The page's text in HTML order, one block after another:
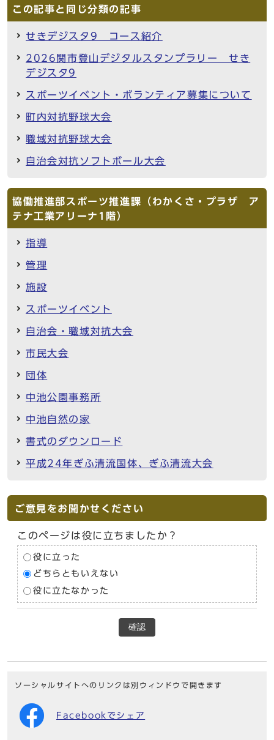
この記事と同じ分類の記事
せきデジスタ9 コース紹介
2026関市登山デジタルスタンプラリー せき
デジスタ9
スポーツイベント・ボランティア募集について
町内対抗野球大会
職域対抗野球大会
自治会対抗ソフトボール大会
協働推進部スポーツ推進課（わかくさ・プラザ ア
テナ工業アリーナ1階）
指導
管理
施設
スポーツイベント
自治会・職域対抗大会
市民大会
団体
中池公園事務所
中池自然の家
書式のダウンロード
平成24年ぎふ清流国体、ぎふ清流大会
ご意見をお聞かせください
このページは役に立ちましたか？
役に立った
どちらともいえない
役に立たなかった
確認
ソーシャルサイトへのリンクは別ウィンドウで開きます
Facebookでシェア